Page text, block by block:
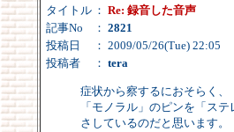
タイトル ： Re: 録音した音声
記事No
： 2821
投稿日
： 2009/05/26(Tue) 22:05
投稿者
： tera
症状から察するにおそらく、
「モノラル」のピンを「ス
さしているのだと思います。